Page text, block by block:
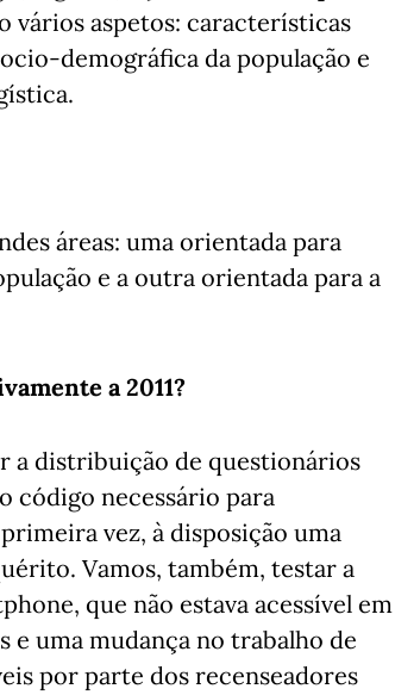
vários aspetos: características
demográfica da população e
áreas: uma orientada para
e a outra orientada para a
a 2011?
a distribuição de questionários
código necessário para
vez, à disposição uma
Vamos, também, testar a
que não estava acessível em
e uma mudança no trabalho de
por parte dos recenseadores